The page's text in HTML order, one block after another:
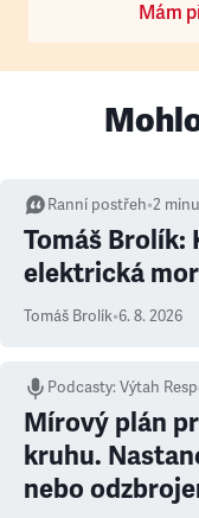
Mám
Ranní postřeh•2
Tomáš Brolík:
elektrická
Tomáš Brolík•6. 8. 2026
Podcasty:Výtah
Mírový plán
kruhu.
nebo